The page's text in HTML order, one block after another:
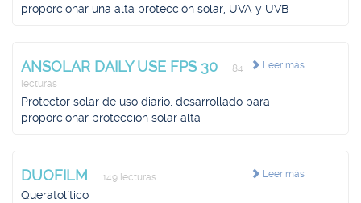
proporcionar una alta protección solar, UVA y UVB
Leer más
ANSOLAR DAILY USE FPS 30
84
lecturas
Protector solar de uso diario, desarrollado para
proporcionar protección solar alta
Leer más
DUOFILM 149 lecturas
Queratolítico